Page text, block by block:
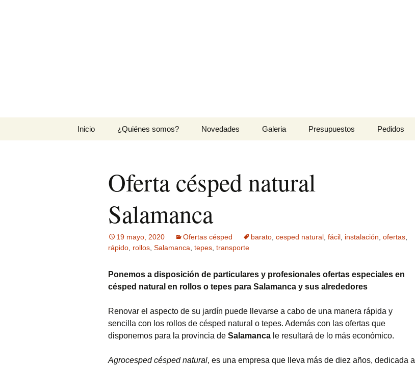
Inicio ¿Quiénes somos? Novedades Galeria Presupuestos Pedidos
Oferta césped natural
Salamanca
19 mayo, 2020 Ofertas césped barato cesped natural fácil instalación ofertas
rápido rollos Salamanca tepes transporte
Ponemos a disposición de particulares y profesionales ofertas especiales en
césped natural en rollos o tepes para Salamanca y sus alrededores
Renovar el aspecto de su jardín puede llevarse a cabo de una manera rápida y
sencilla con los rollos de césped natural o tepes. Además con las ofertas que
disponemos para la provincia de Salamanca le resultará de lo más económico.
Agrocesped césped natural, es una empresa que lleva más de diez años, dedicada a